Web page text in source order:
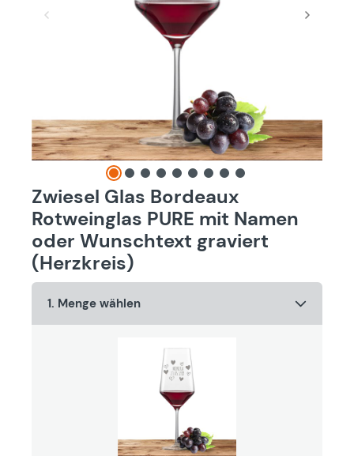
Zwiesel Glas Bordeaux
Rotweinglas PURE mit Namen
oder Wunschtext graviert
(Herzkreis)
1. Menge wählen